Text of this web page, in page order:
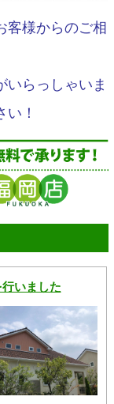
客様からのご相
いらっしゃいま
！
いました